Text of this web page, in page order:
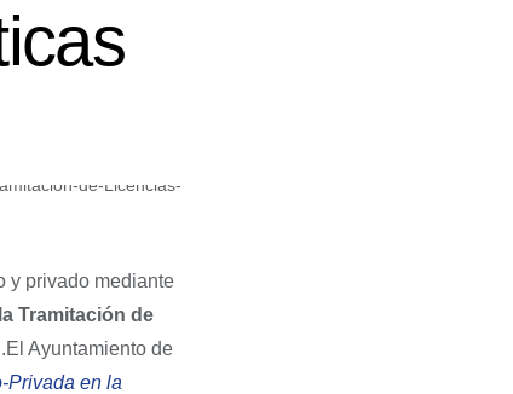
y privado mediante
Tramitación de
.El Ayuntamiento de
Privada en la